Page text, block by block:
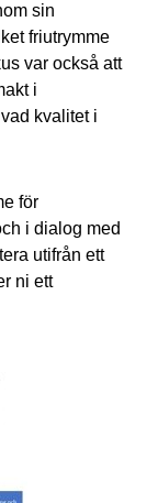
sin
friutrymme
var också att
i
kvalitet i
för
i dialog med
utifrån ett
ni ett